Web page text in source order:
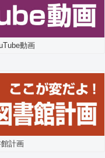
動画
計画